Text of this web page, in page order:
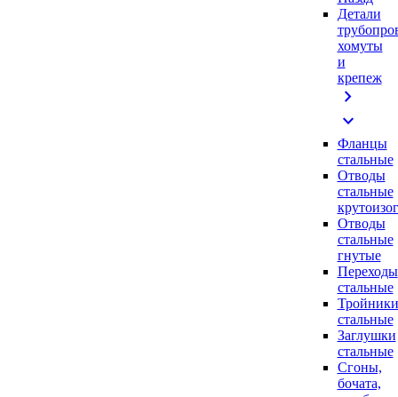
Детали
хомуты
и
крепеж
chevron_right
expand_more
Фланцы
стальные
Отводы
стальные
Отводы
стальные
гнутые
Переходы
стальные
Тройники
стальные
Заглушки
стальные
Сгоны,
бочата,